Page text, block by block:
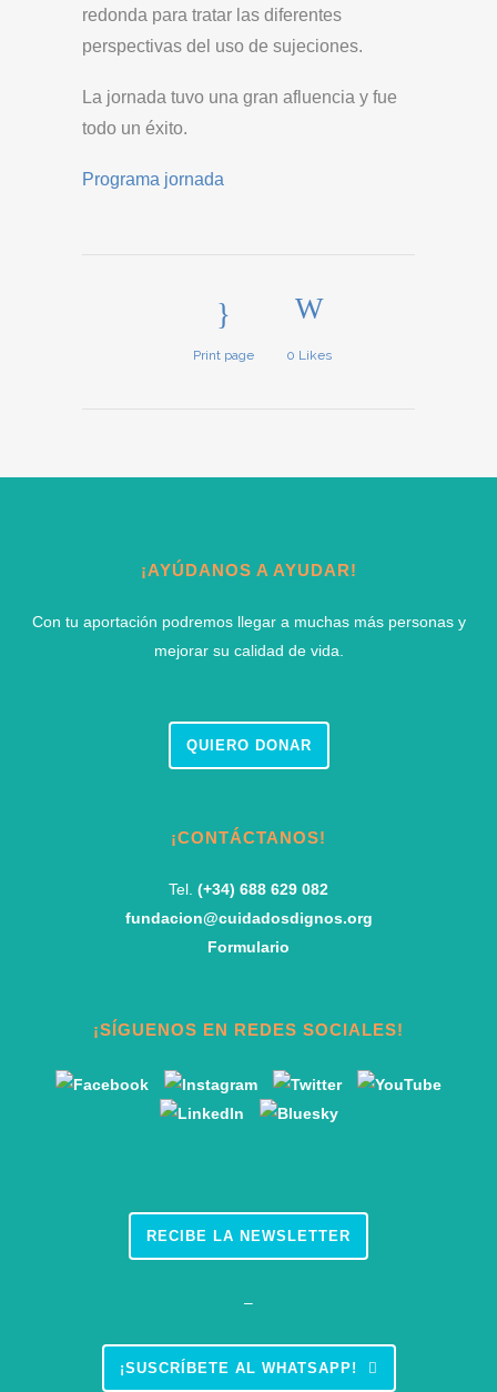
redonda para tratar las diferentes
perspectivas del uso de sujeciones.
La jornada tuvo una gran afluencia y fue
todo un éxito.
Programa jornada
Print page 0 Likes
¡AYÚDANOS A AYUDAR!
Con tu aportación podremos llegar a muchas más personas y
mejorar su calidad de vida.
QUIERO DONAR
¡CONTÁCTANOS!
Tel. (+34) 688 629 082
fundacion@cuidadosdignos.org
Formulario
¡SÍGUENOS EN REDES SOCIALES!
RECIBE LA NEWSLETTER
–
¡SUSCRÍBETE AL WHATSAPP!